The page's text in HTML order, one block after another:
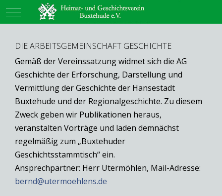
Mobile Menu Toggle
DIE ARBEITSGEMEINSCHAFT GESCHICHTE
Gemäß der Vereinssatzung widmet sich die AG
Geschichte der Erforschung, Darstellung und
Vermittlung der Geschichte der Hansestadt
Buxtehude und der Regionalgeschichte. Zu diesem
Zweck geben wir Publikationen heraus,
veranstalten Vorträge und laden demnächst
regelmäßig zum „Buxtehuder
Geschichtsstammtisch“ ein.
Ansprechpartner: Herr Utermöhlen, Mail-Adresse:
bernd@utermoehlens.de